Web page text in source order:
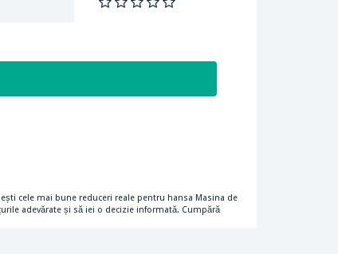
cele mai bune reduceri reale pentru hansa Masina de
adevărate și să iei o decizie informată. Cumpără